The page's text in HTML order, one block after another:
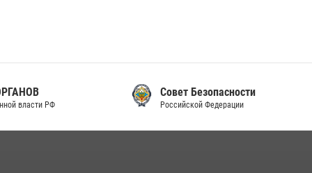
В Челябинске росгвардейцы задержали
скорой помощи (видео)
14 июля 2026, 12:20 1
Совет Безопасности
Российской Федерации